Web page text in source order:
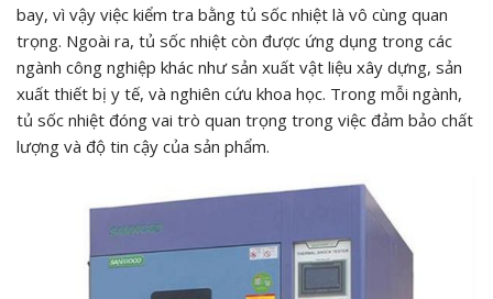
bay, vì vậy việc kiểm tra bằng tủ sốc nhiệt là vô cùng quan
trọng. Ngoài ra, tủ sốc nhiệt còn được ứng dụng trong các
ngành công nghiệp khác như sản xuất vật liệu xây dựng, sản
xuất thiết bị y tế, và nghiên cứu khoa học. Trong mỗi ngành,
tủ sốc nhiệt đóng vai trò quan trọng trong việc đảm bảo chất
lượng và độ tin cậy của sản phẩm.